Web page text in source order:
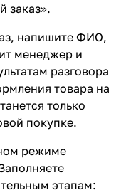
заказ».
напишите ФИО,
менеджер и
разговора
товара на
только
покупке.
режиме
этапам: